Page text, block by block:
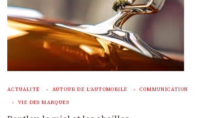
ACTUALITÉ AUTOUR DE L'AUTOMOBILE COMMUNICATION
VIE DES MARQUES